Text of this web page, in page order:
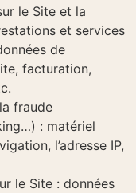
le Site et la
et services
de
facturation,
fraude
: matériel
l’adresse IP,
le Site : données